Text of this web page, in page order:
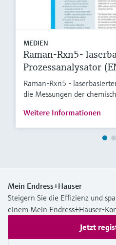
MEDIEN
Raman-Rxn5-
Prozessanalysator
Raman-Rxn5 -
die Messungen der
Weitere Informationen
Mein Endress+Hauser
Steigern Sie die Effizienz und
einem Mein Endress+Hauser-
Jetzt